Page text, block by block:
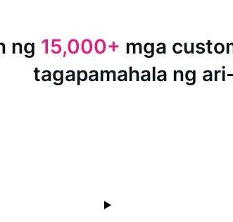
ng 15,000+ mga
tagapamahala ng